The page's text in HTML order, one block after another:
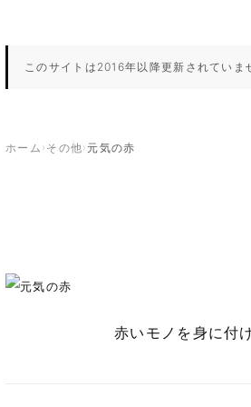
このサイトは2016年以降更新されていま
ホーム › その他› 元気の赤
赤いモノを身に付